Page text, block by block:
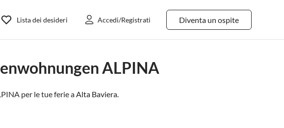
Diventa un ospite
Lista dei desideri Accedi/Registrati
ALPINA
per le tue ferie aAlta Baviera.